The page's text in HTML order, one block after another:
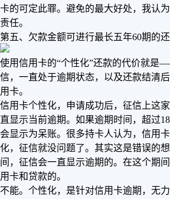
卡的可定此罪。避免的最大好处，我认
责任。
第五、欠款金额可进行最长五年60期的还
使用信用卡的“个性化”还款的代价就是
信，一直处于逾期状态，以及还款结清
用卡。
信用卡个性化，申请成功后，征信上这
直显示当前逾期。如果逾期时间，超过
会显示为呆账。很多持卡人认为，信用
化，征信就没问题了。其实这是错误的
间，征信会一直显示逾期的。在这个期
用卡和贷款的。
不能。个性化，是针对信用卡逾期，无